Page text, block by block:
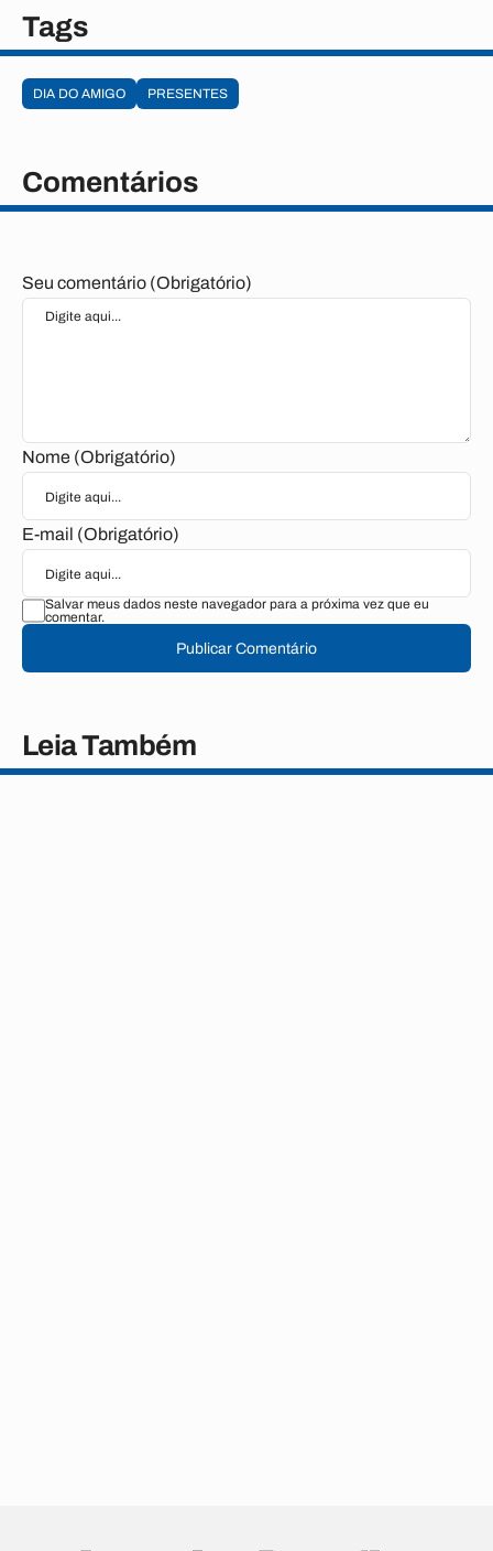
Tags
DIA DO AMIGO PRESENTES
Comentários
Seu comentário (Obrigatório)
Nome (Obrigatório)
E-mail (Obrigatório)
Salvar meus dados neste navegador para a próxima vez que eu
comentar.
Publicar Comentário
Leia Também